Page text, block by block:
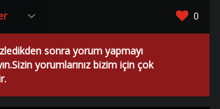
0
sonra yorum yapmayı
yorumlarınız bizim için çok